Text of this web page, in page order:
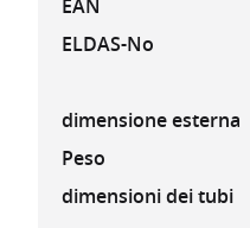
EAN
ELDAS-No
dimensione esterna
Peso
dimensioni dei tubi